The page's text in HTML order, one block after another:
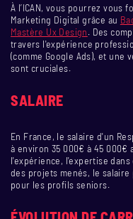
À l’ICAN, vous pourrez vous
Marketing Digital grâce au
Mastère Ux Design. Des
travers l'expérience
(comme Google Ads), et une
sont cruciales.
SALAIRE
En France, le salaire d'un
à environ 35 000€ à 45
l'expérience, l'expertise
des projets menés, le
pour les profils seniors.